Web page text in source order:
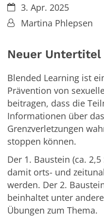
Datum:
3. Apr. 2025
Von:Martina Phlepsen
Neuer Untertitel
Blended Learning ist
Prävention von
beitragen, dass die
Informationen über
Grenzverletzungen
stoppen können.
Der 1. Baustein (ca.
damit orts- und
werden. Der 2.
beinhaltet unter
Übungen zum Thema.